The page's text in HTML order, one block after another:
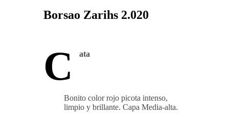
Borsao Zarihs 2.020
C ata
Bonito color rojo picota intenso,
limpio y brillante. Capa Media-alta.